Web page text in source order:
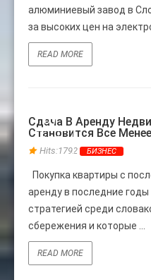
алюминиевый завод в
за высоких цен на
READ MORE
Сдача В Аренду
Становится Все
Hits:1792 БИЗНЕС
Покупка квартиры с
аренду в последние
стратегией среди
сбережения и которые ...
01
АВГ
READ MORE